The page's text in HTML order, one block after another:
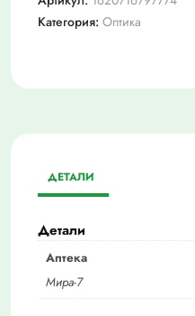
Категория: Оптика
ДЕТАЛИ
Детали
Аптека
Мира-7